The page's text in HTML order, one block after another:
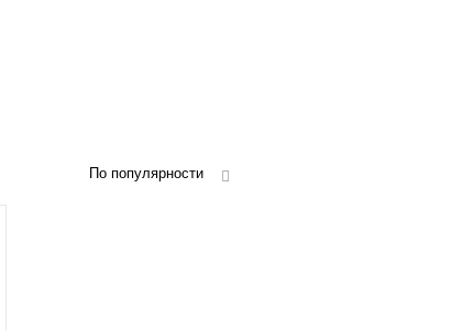
По популярности